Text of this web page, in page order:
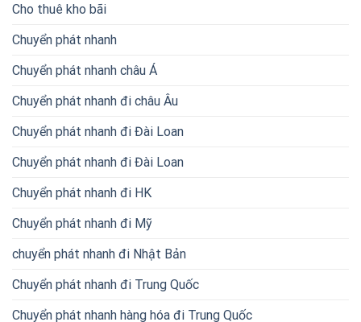
Cho thuê kho bãi
Chuyển phát nhanh
Chuyển phát nhanh châu Á
Chuyển phát nhanh đi châu Âu
Chuyển phát nhanh đi Đài Loan
Chuyển phát nhanh đi Đài Loan
Chuyển phát nhanh đi HK
Chuyển phát nhanh đi Mỹ
chuyển phát nhanh đi Nhật Bản
Chuyển phát nhanh đi Trung Quốc
Chuyển phát nhanh hàng hóa đi Trung Quốc